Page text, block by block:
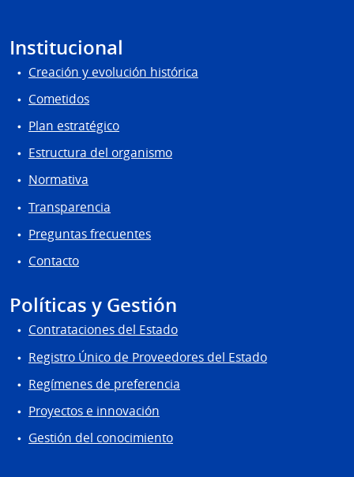
Institucional
Creación y evolución histórica
Cometidos
Plan estratégico
Estructura del organismo
Normativa
Transparencia
Preguntas frecuentes
Contacto
Políticas y Gestión
Contrataciones del Estado
Registro Único de Proveedores del Estado
Regímenes de preferencia
Proyectos e innovación
Gestión del conocimiento